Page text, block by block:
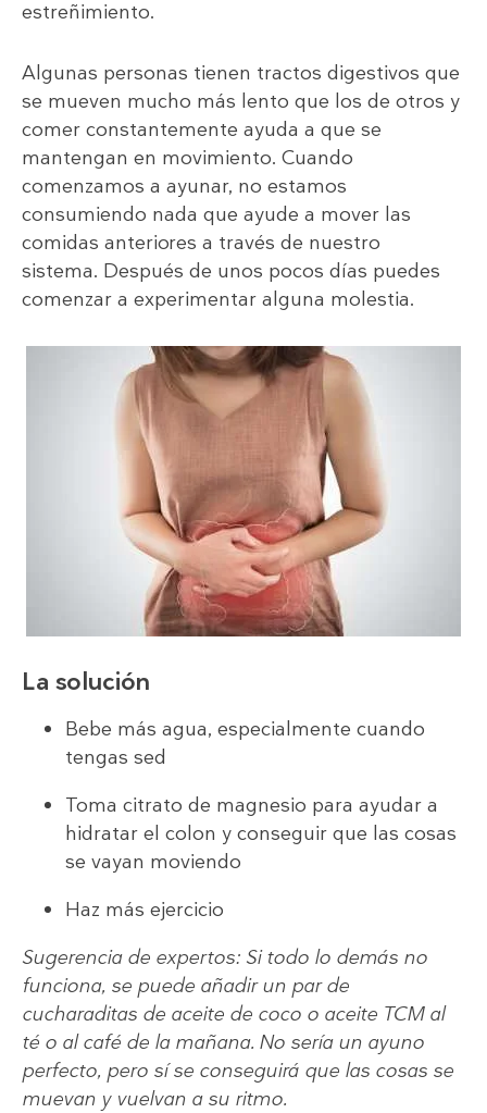
estreñimiento.
Algunas personas tienen tractos digestivos que
se mueven mucho más lento que los de otros y
comer constantemente ayuda a que se
mantengan en movimiento. Cuando
comenzamos a ayunar, no estamos
consumiendo nada que ayude a mover las
comidas anteriores a través de nuestro
sistema. Después de unos pocos días puedes
comenzar a experimentar alguna molestia.
La solución
Bebe más agua, especialmente cuando
tengas sed
Toma citrato de magnesio para ayudar a
hidratar el colon y conseguir que las cosas
se vayan moviendo
Haz más ejercicio
Sugerencia de expertos: Si todo lo demás no
funciona, se puede añadir un par de
cucharaditas de aceite de coco o aceite TCM al
té o al café de la mañana. No sería un ayuno
perfecto, pero sí se conseguirá que las cosas se
muevan y vuelvan a su ritmo.